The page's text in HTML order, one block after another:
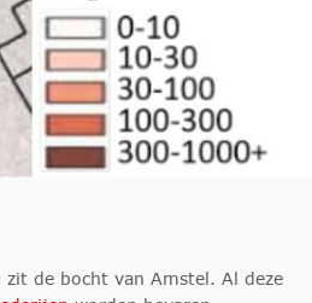
de bocht van Amstel. Al deze